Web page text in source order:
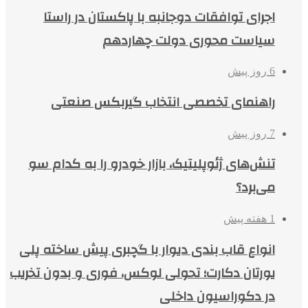
اجرای توافقات دوجانبه با پاکستان در راستا
سیاست محوری دولت چهاردهم
6 روز پیش
راهنمای تخصصی انتخاب گیربکس صنعتی
7 روز پیش
تنش‌های ژئوپلیتیک، بازار خودرو را به کدام سو
می‌برد؟
1 هفته پیش
انواع قاب بندی دیوار با گچبری پیش ساخته پلی
یورتان دکارت؛ تحولی لوکس، فوری و بدون تخریب
در دکوراسیون داخلی